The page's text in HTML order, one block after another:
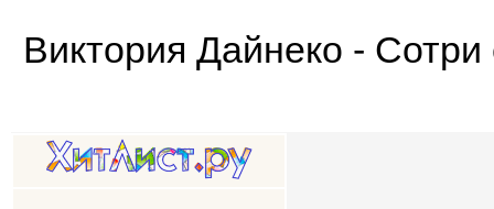
Виктория Дайнеко - Сотри